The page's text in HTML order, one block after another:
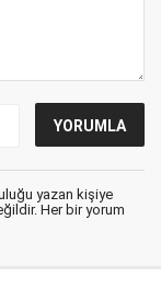
yazan kişiye
Her bir yorum